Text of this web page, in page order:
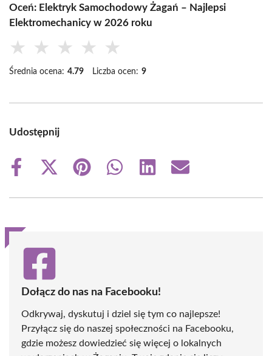
Oceń: Elektryk Samochodowy Żagań – Najlepsi
Elektromechanicy w 2026 roku
★ ★ ★ ★ ★
Średnia ocena: 4.79 Liczba ocen: 9
Udostępnij
Share
Share
(Twitter)
Share
Share
Share
Share
Dołącz do nas na Facebooku!
Odkrywaj, dyskutuj i dziel się tym co najlepsze!
Przyłącz się do naszej społeczności na Facebooku,
gdzie możesz dowiedzieć się więcej o lokalnych